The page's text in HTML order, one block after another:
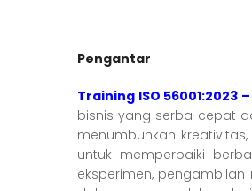
Pengantar
Training ISO 56001:2023
bisnis yang serba cepat
menumbuhkan
untuk memperbaiki
eksperimen,